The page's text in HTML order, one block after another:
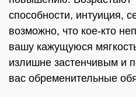
способности, интуиция,
возможно, что кое-кто
вашу кажущуюся
излишне застенчивым и
вас обременительные